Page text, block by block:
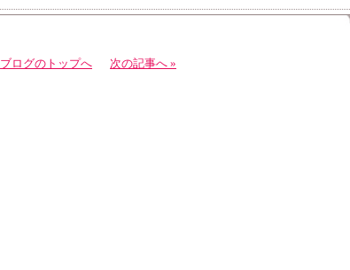
ブログのトップへ 次の記事へ »